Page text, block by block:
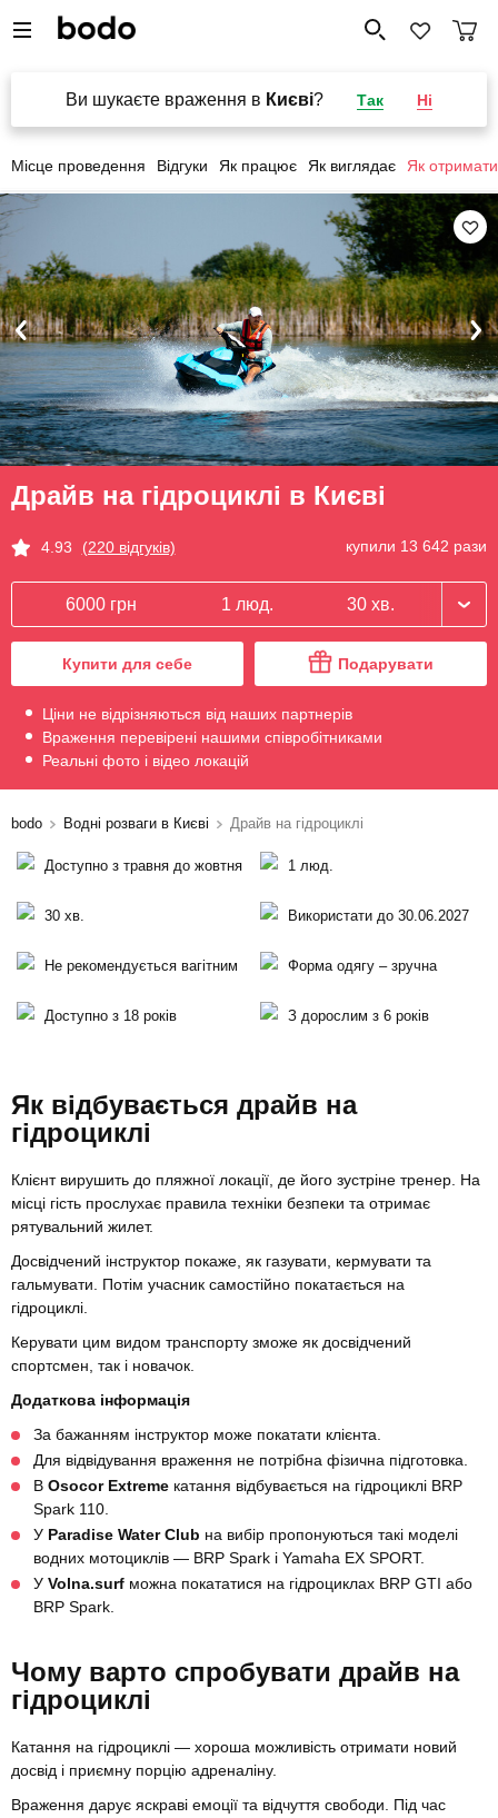
Ви шукаєте враження в Києві? Так Ні
Місце проведення Відгуки Як працює Як виглядає Як отримати
Драйв на гідроциклі в Києві
4.93 (220 відгуків) купили 13 642 рази
6000 грн 1 люд. 30 хв.
Купити для себе Подарувати
Ціни не відрізняються від наших партнерів
Враження перевірені нашими співробітниками
Реальні фото і відео локацій
bodo Водні розваги в Києві Драйв на гідроциклі
Доступно з травня до жовтня 1 люд.
30 хв. Використати до 30.06.2027
Не рекомендується вагітним Форма одягу – зручна
Доступно з 18 років З дорослим з 6 років
Як відбувається драйв на
гідроциклі
Клієнт вирушить до пляжної локації, де його зустріне тренер. На
місці гість прослухає правила техніки безпеки та отримає
рятувальний жилет.
Досвідчений інструктор покаже, як газувати, кермувати та
гальмувати. Потім учасник самостійно покатається на
гідроциклі.
Керувати цим видом транспорту зможе як досвідчений
спортсмен, так і новачок.
Додаткова інформація
За бажанням інструктор може покатати клієнта.
Для відвідування враження не потрібна фізична підготовка.
В Osocor Extreme катання відбувається на гідроциклі BRP
Spark 110.
У Paradise Water Club на вибір пропонуються такі моделі
водних мотоциклів — BRP Spark і Yamaha EX SPORT.
У Volna.surf можна покататися на гідроциклах BRP GTI або
BRP Spark.
Чому варто спробувати драйв на
гідроциклі
Катання на гідроциклі — хороша можливість отримати новий
досвід і приємну порцію адреналіну.
Враження дарує яскраві емоції та відчуття свободи. Під час